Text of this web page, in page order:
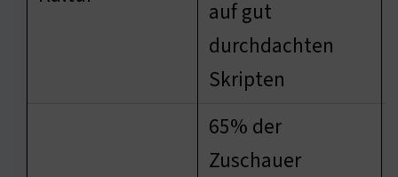
auf gut
durchdachten
Skripten
65% der
Zuschauer